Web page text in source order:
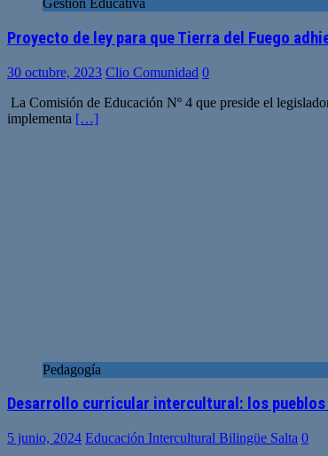
Gestión Educativa
Proyecto de ley para que Tierra del Fuego
30 octubre, 2023 Clio Comunidad 0
La Comisión de Educación Nº 4 que preside el
implementa […]
Pedagogía
Desarrollo curricular intercultural: los pueblos
5 junio, 2024 Educación Intercultural Bilingüe Salta 0